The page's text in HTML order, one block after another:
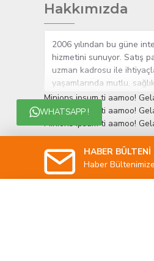
WHATSAPP !
Hakkımızda
2006 yılından bu güne
hizmetini sunuyor. Satış
uzman kadrosu ile
yaşamlarında mutlu,
çok yakından takip
müşteri memnuniyetini
Minions ipsum ti aamoo!
Minions ipsum ti aamoo!
Minions ipsum ti aamoo!
HABER BÜLTENİ
Haber